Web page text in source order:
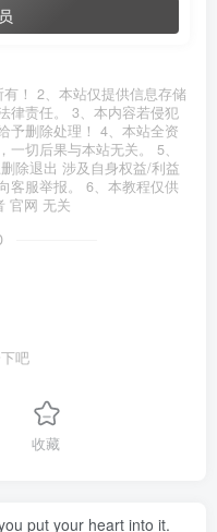
！ 2、本站仅提供信息存储
律责任。 3、本内容若侵犯
予删除处理！ 4、本站全资
切后果与本站无关。 5、
除退出 涉及自身权益/利益
客服举报。 6、本教程仅供
官网 无关
吧
收藏
put your heart into it.